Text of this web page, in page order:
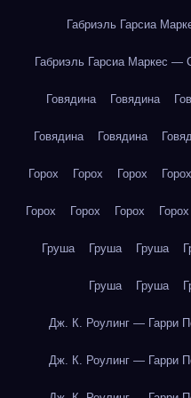
Габриэль Гарсиа
Габриэль Гарсиа Маркес —
Говядина Говядина
Говядина Говядина
Горох Горох Горох Горох
Горох Горох Горох Горох
Груша Груша Груша
Груша Груша
Дж. К. Роулинг — Гарри
Дж. К. Роулинг — Гарри